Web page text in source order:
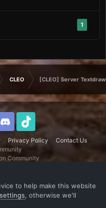
1
CLEO [CLEO] Server
Privacy Policy
Contact Us
Community
to help make this website
, otherwise we'll